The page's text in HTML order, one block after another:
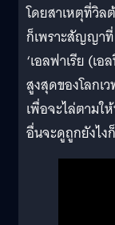
โดยสาเหตุที่วิล
ก็เพราะสัญญาที่
‘เอลฟาเรีย (เ
สูงสุดของโลกเ
เพื่อจะไล่ตาม
อื่นจะดูถูกยังไง